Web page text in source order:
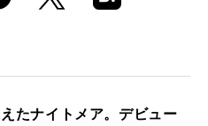
Boo
たナイトメア。デビュー